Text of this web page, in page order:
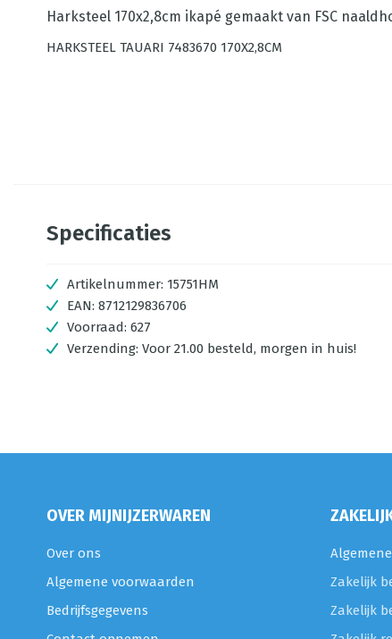
Harksteel 170x2,8cm ikapé gemaakt van FSC
HARKSTEEL TAUARI 7483670 170X2,8CM
Specificaties
Artikelnummer: 15751HM
EAN: 8712129836706
Voorraad: 627
Verzending: Voor 21.00 besteld, morgen in huis!
OVER MIJNIJZERWAREN
Over ons
Algemene voorwaarden
Bedrijfsgegevens
Zakelijk
Zakelijk